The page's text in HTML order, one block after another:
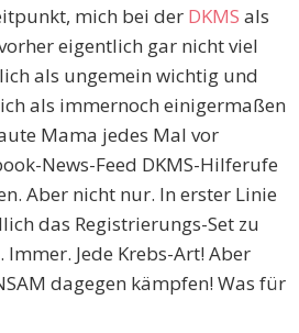
mich bei der DKMS als
eigentlich gar nicht viel
als ungemein wichtig und
als immernoch einigermaßen
Mama jedes Mal vor
News-Feed DKMS-Hilferufe
Aber nicht nur. In erster Linie
das Registrierungs-Set zu
Jede Krebs-Art! Aber
dagegen kämpfen! Was für